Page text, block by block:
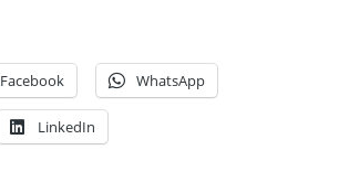
Facebook WhatsApp
LinkedIn